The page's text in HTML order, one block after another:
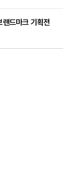
드마크 기획전